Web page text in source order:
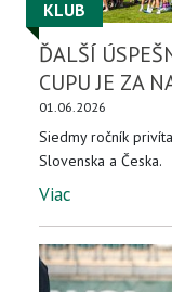
KLUB
ĎALŠÍ
CUPU JE ZA
01.06.2026
Siedmy ročník
Slovenska a Česka.
Viac